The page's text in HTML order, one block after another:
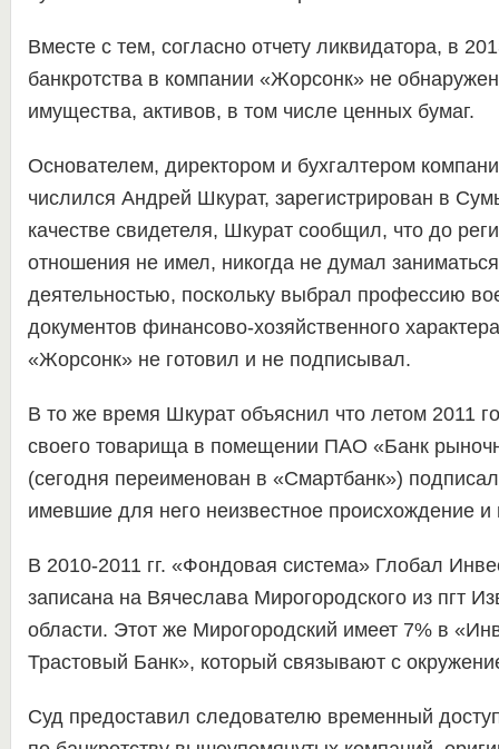
Вместе с тем, согласно отчету ликвидатора, в
банкротства в компании «Жорсонк» не
имущества, активов, в том числе ценных бумаг.
Основателем, директором и бухгалтером
числился Андрей Шкурат, зарегистрирован в
качестве свидетеля, Шкурат сообщил, что до
отношения не имел, никогда не думал
деятельностью, поскольку выбрал профессию
документов финансово-хозяйственного
«Жорсонк» не готовил и не подписывал.
В то же время Шкурат объяснил что летом 2011
своего товарища в помещении ПАО «Банк
(сегодня переименован в «Смартбанк»)
имевшие для него неизвестное происхождение и
В 2010-2011 гг. «Фондовая система» Глобал
записана на Вячеслава Мирогородского из пгт
области. Этот же Мирогородский имеет 7% в
Трастовый Банк», который связывают с
Суд предоставил следователю временный